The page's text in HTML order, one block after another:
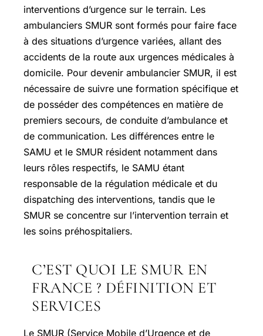
interventions d’urgence sur le terrain. Les
ambulanciers SMUR sont formés pour faire face
à des situations d’urgence variées, allant des
accidents de la route aux urgences médicales à
domicile. Pour devenir ambulancier SMUR, il est
nécessaire de suivre une formation spécifique et
de posséder des compétences en matière de
premiers secours, de conduite d’ambulance et
de communication. Les différences entre le
SAMU et le SMUR résident notamment dans
leurs rôles respectifs, le SAMU étant
responsable de la régulation médicale et du
dispatching des interventions, tandis que le
SMUR se concentre sur l’intervention terrain et
les soins préhospitaliers.
C’EST QUOI LE SMUR EN
FRANCE ? DÉFINITION ET
SERVICES
Le SMUR (Service Mobile d’Urgence et de